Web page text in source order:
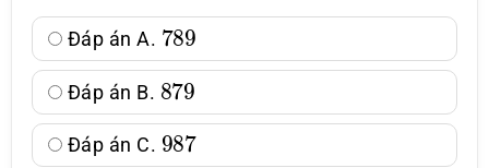
Đáp án A.
789
Đáp án B.
879
Đáp án C.
987